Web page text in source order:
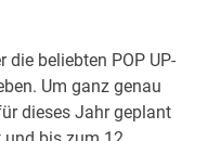
beliebten POP UP-
Um ganz genau
dieses Jahr geplant